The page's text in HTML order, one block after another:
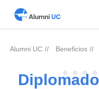
Alumni UC Beneficios